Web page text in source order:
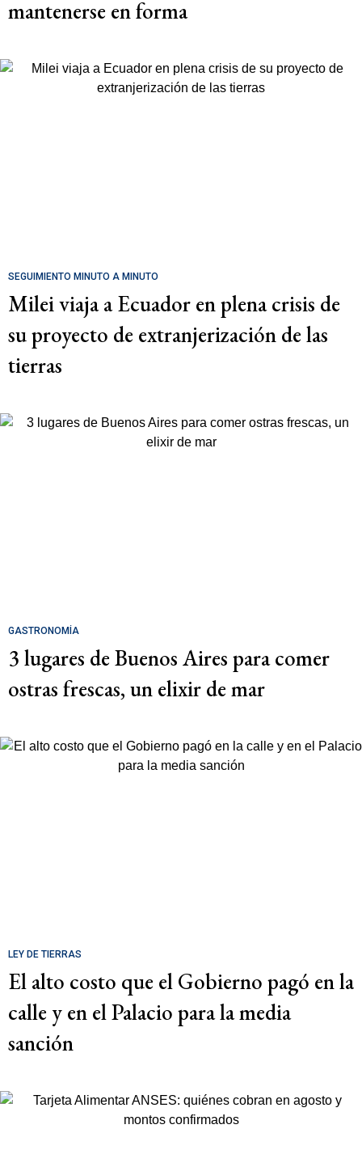
mantenerse en forma
SEGUIMIENTO MINUTO A MINUTO
Milei viaja a Ecuador en plena crisis de
su proyecto de extranjerización de las
tierras
GASTRONOMÍA
3 lugares de Buenos Aires para comer
ostras frescas, un elixir de mar
LEY DE TIERRAS
El alto costo que el Gobierno pagó en la
calle y en el Palacio para la media
sanción